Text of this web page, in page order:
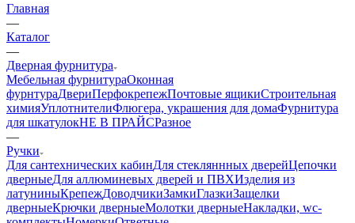
Главная
—
Каталог
—
Дверная фурнитура
Мебельная фурнитураОконная
фурнтураДвериПерфокрепежПочтовые ящикиСтроительная
химияУплотнителиФлюгера, украшения для домаФурнитура
для шкатулокНЕ В ПРАЙСРазное
—
Ручки
Для сантехнических кабинДля стекляннных дверейЦепочки
дверныеДля аллюминевых дверей и ПВХИзделия из
латуниныКрепежДоводчикиЗамкиГлазкиЗащелки
дверныеКрючки дверныеМолотки дверныеНакладки, wc-